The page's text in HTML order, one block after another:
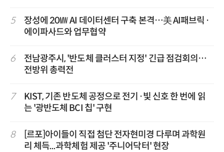
5
장성에 20㎿ AI 데이터센터 구축 본격…美 AI패브릭·
에이파사드와 업무협약
6
전남광주시, '반도체 클러스터 지정' 긴급 점검회의…
전방위 총력전
7
KIST, 기존 반도체 공정으로 전기·빛 신호 한 번에 읽
는 '광반도체 BCI 칩' 구현
8
[르포]아이들이 직접 첨단 전자현미경 다루며 과학원
리 체득...과학체험 제공 '주니어닥터' 현장